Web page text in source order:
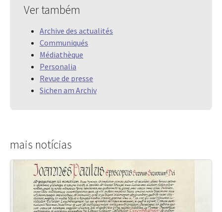
Ver também
Archive des actualités
Communiqués
Médiathèque
Personalia
Revue de presse
Sichen am Archiv
mais notícias